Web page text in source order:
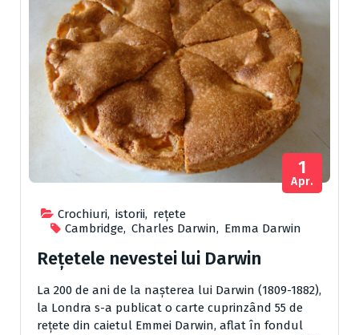
Crochiuri, istorii, reţete
Cambridge, Charles Darwin, Emma Darwin
1
Apr.
Rețetele nevestei lui Darwin
La 200 de ani de la naşterea lui Darwin (1809-1882),
la Londra s-a publicat o carte cuprinzând 55 de
reţete din caietul Emmei Darwin, aflat în fondul